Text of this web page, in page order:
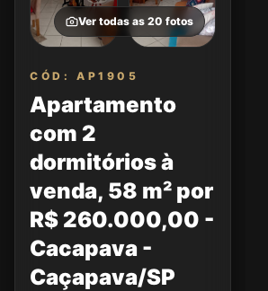
Ver todas as 20 fotos
CÓD: AP1905
Apartamento
com 2
dormitórios à
venda, 58 m² por
R$ 260.000,00 -
Cacapava -
Caçapava/SP